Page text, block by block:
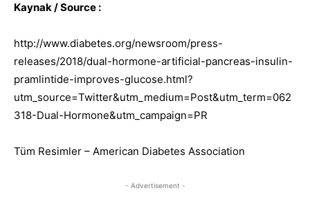
Kaynak / Source :
http://www.diabetes.org/newsroom/press-
releases/2018/dual-hormone-artificial-pancreas-insulin-
pramlintide-improves-glucose.html?
utm_source=Twitter&utm_medium=Post&utm_term=062
318-Dual-Hormone&utm_campaign=PR
Tüm Resimler – American Diabetes Association
- Advertisement -